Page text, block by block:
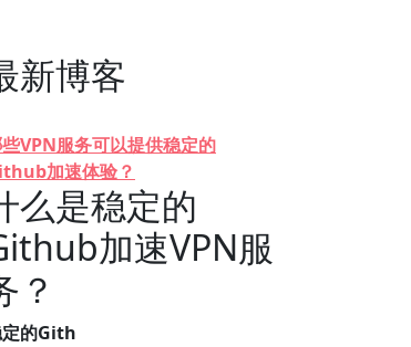
新博客
VPN服务可以提供稳定的
加速体验？
么是稳定的
加速VPN服
？
的Gith